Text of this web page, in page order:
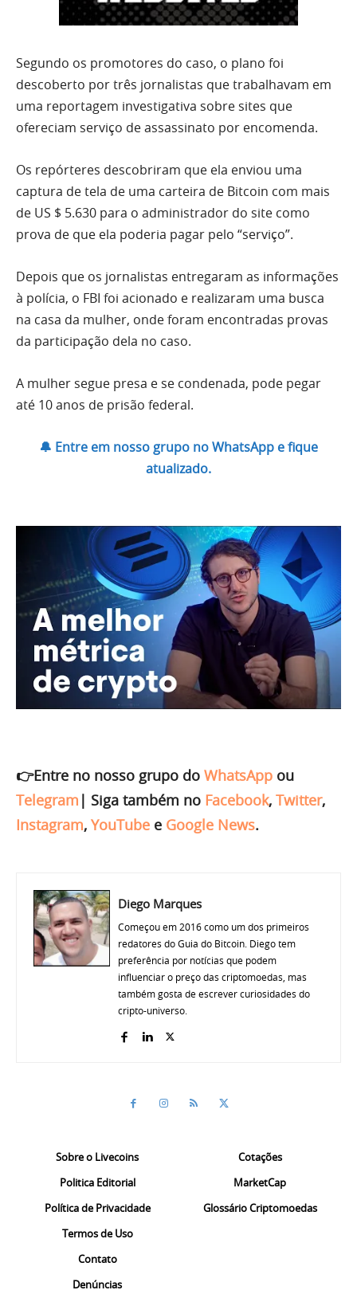
Segundo os promotores do caso, o plano foi
descoberto por três jornalistas que trabalhavam em
uma reportagem investigativa sobre sites que
ofereciam serviço de assassinato por encomenda.
Os repórteres descobriram que ela enviou uma
captura de tela de uma carteira de Bitcoin com mais
de US $ 5.630 para o administrador do site como
prova de que ela poderia pagar pelo “serviço”.
Depois que os jornalistas entregaram as informações
à polícia, o FBI foi acionado e realizaram uma busca
na casa da mulher, onde foram encontradas provas
da participação dela no caso.
A mulher segue presa e se condenada, pode pegar
até 10 anos de prisão federal.
🔔 Entre em nosso grupo no WhatsApp e fique
atualizado.
👉Entre no nosso grupo do WhatsApp ou
Telegram | Siga também no Facebook, Twitter,
Instagram, YouTube e Google News.
Diego Marques
Começou em 2016 como um dos primeiros
redatores do Guia do Bitcoin. Diego tem
preferência por notícias que podem
influenciar o preço das criptomoedas, mas
também gosta de escrever curiosidades do
cripto-universo.
Sobre o Livecoins
Politica Editorial
Política de Privacidade
Termos de Uso
Contato
Denúncias
Cotações
MarketCap
Glossário Criptomoedas